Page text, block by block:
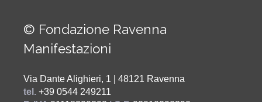
© Fondazione Ravenna
Manifestazioni
Via Dante Alighieri, 1 | 48121 Ravenna
tel. +39 0544 249211